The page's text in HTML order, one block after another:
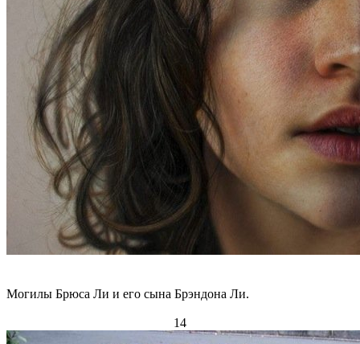
Могилы Брюса Ли и его сына Брэндона Ли.
14